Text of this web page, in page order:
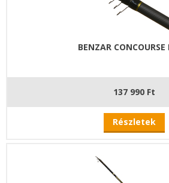
BENZAR CONCOURSE
137 990 Ft
Részletek